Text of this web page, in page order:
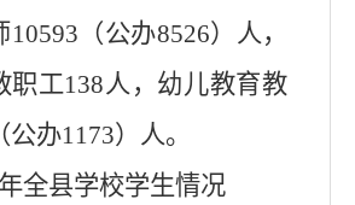
（公办8526）人，
职工138人，幼儿教育教
办1173）人。
全县学校学生情况